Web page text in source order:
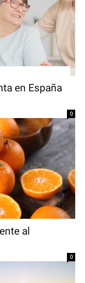
en España
0
al
0